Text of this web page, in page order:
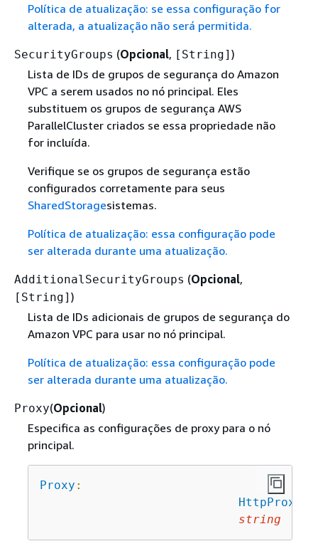
Política de atualização: se essa configuração for
alterada, a atualização não será permitida.
SecurityGroups (Opcional, [String] )
Lista de IDs de grupos de segurança do Amazon
VPC a serem usados no nó principal. Eles
substituem os grupos de segurança AWS
ParallelCluster criados se essa propriedade não
for incluída.
Verifique se os grupos de segurança estão
configurados corretamente para seus
SharedStoragesistemas.
Política de atualização: essa configuração pode
ser alterada durante uma atualização.
AdditionalSecurityGroups (Opcional,
[String] )
Lista de IDs adicionais de grupos de segurança do
Amazon VPC para usar no nó principal.
Política de atualização: essa configuração pode
ser alterada durante uma atualização.
Proxy(Opcional)
Especifica as configurações de proxy para o nó
principal.
Proxy :
string